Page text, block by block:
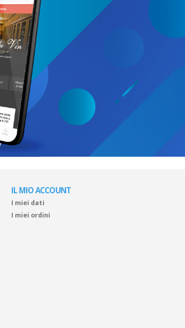
IL MIO ACCOUNT
I miei dati
I miei ordini